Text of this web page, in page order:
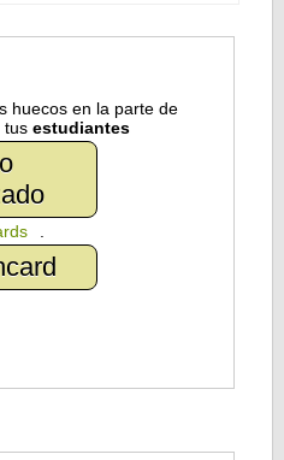
huecos en la parte de
tus estudiantes